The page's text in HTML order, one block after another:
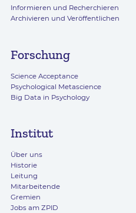
Informieren und Recherchieren
Archivieren und Veröffentlichen
Forschung
Science Acceptance
Psychological Metascience
Big Data in Psychology
Institut
Über uns
Historie
Leitung
Mitarbeitende
Gremien
Jobs am ZPID